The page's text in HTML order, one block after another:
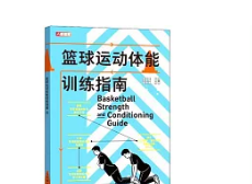
朱五書（主編）(61)
禹南（主編）(61)
北京圖書館出版社(661)
電子科技大學出版社(660)
上海辭書出版社(655)